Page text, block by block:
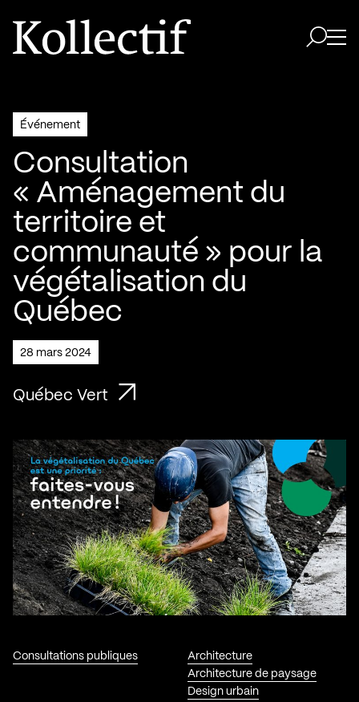
Aller à la page d'accueil
Logo Kollectif
Événement
Consultation
« Aménagement du
territoire et
communauté » pour la
végétalisation du
Québec
28 mars 2024
Québec Vert
Consultations publiques
Architecture
Architecture de paysage
Design urbain